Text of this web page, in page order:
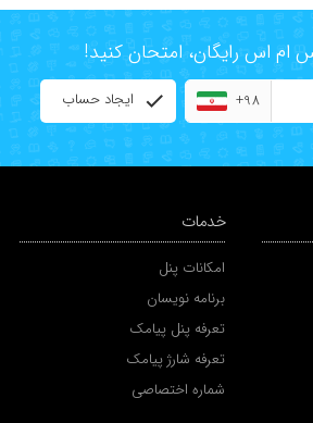
+98 ایجاد حساب
خدمات
امکانات پنل
برنامه نویسان
تعرفه پنل پیامک
تعرفه شارژ پیامک
شماره اختصاصی